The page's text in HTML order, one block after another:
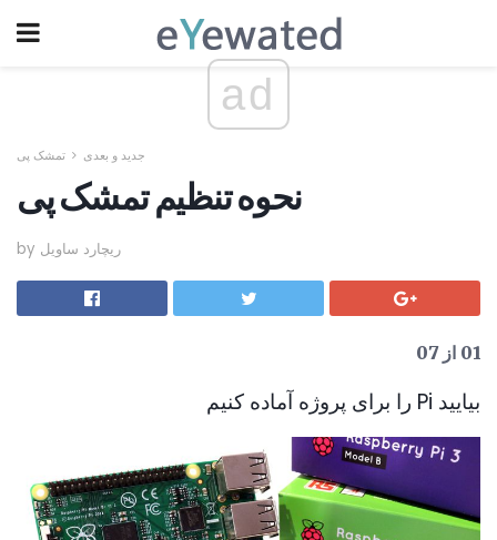
ad
جدید و بعدی تمشک پی
نحوه تنظیم تمشک پی
by ریچارد ساویل
01 از 07
بیایید Pi را برای پروژه آماده کنیم